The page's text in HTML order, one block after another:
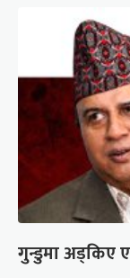
गुन्डुमा अड्किए